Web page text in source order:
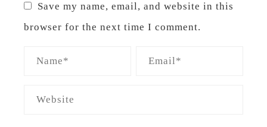
Save my name, email, and website in this
browser for the next time I comment.